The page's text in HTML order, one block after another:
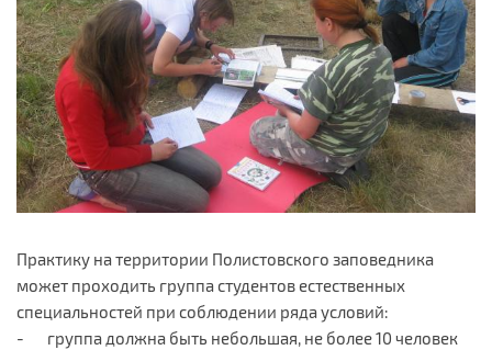
Практику на территории Полистовского заповедника
может проходить группа студентов естественных
специальностей при соблюдении ряда условий:
- группа должна быть небольшая, не более 10 человек